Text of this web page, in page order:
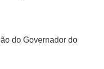
do Governador do